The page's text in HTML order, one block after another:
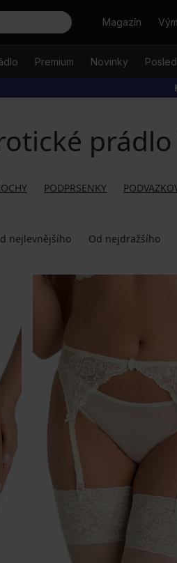
HledatMagazín
Premium Novinky
prádlo
PODPRSENKY
nejlevnějšího Od nejdražšího